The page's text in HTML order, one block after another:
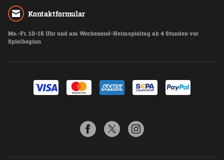
Kontaktformular
Mo.-Fr. 10-16 Uhr und am Wochenend-Heimspieltag ab 4 Stunden vor
Spielbeginn